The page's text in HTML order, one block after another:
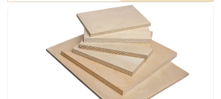
DATOS PARA REVERTIR
COMUNICACIONES A PEDIDO